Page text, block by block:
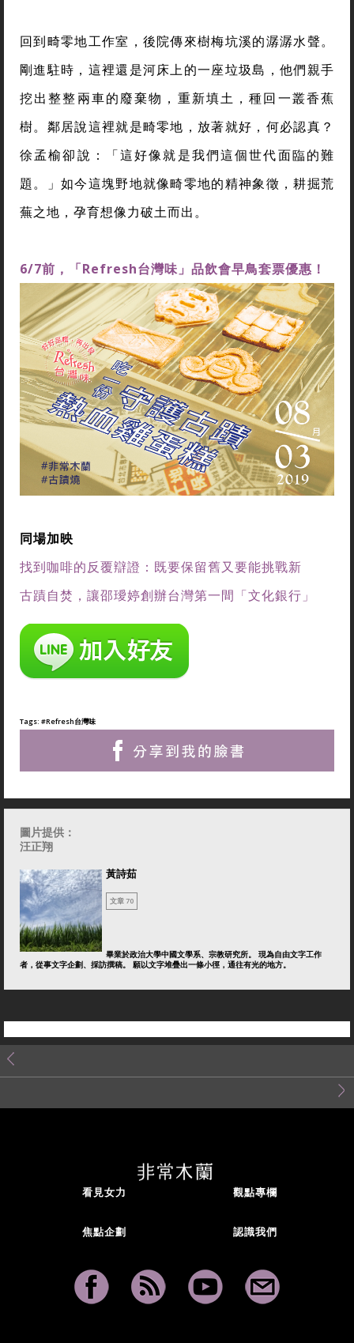
回到畸零地工作室，後院傳來樹梅坑溪的潺潺水聲。
剛進駐時，這裡還是河床上的一座垃圾島，他們親手
挖出整整兩車的廢棄物，重新填土，種回一叢香蕉
樹。鄰居說這裡就是畸零地，放著就好，何必認真？
徐孟榆卻說：「這好像就是我們這個世代面臨的難
題。」如今這塊野地就像畸零地的精神象徵，耕掘荒
蕪之地，孕育想像力破土而出。
6/7前，「Refresh台灣味」品飲會早鳥套票優惠！
同場加映
找到咖啡的反覆辯證：既要保留舊又要能挑戰新
古蹟自焚，讓邵璦婷創辦台灣第一間「文化銀行」
Tags: #Refresh台灣味
圖片提供：
汪正翔
黃詩茹
文章 70
畢業於政治大學中國文學系、宗教研究所。 現為自由文字工作
者，從事文字企劃、採訪撰稿。 願以文字堆疊出一條小徑，通往有光的地方。
看見女力 觀點專欄
焦點企劃 認識我們